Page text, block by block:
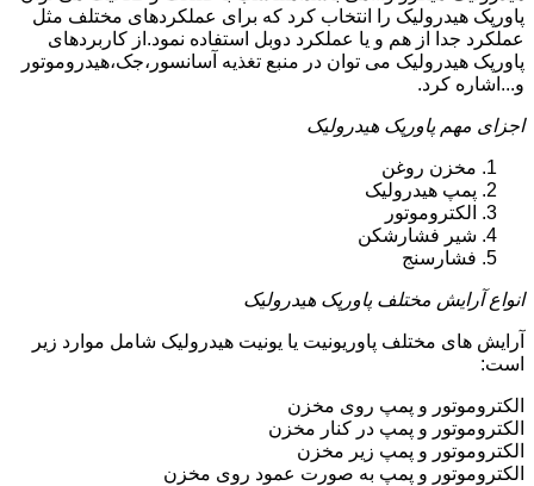
پاورپک هیدرولیک را انتخاب کرد که برای عملکردهای مختلف مثل
عملکرد جدا از هم و یا عملکرد دوبل استفاده نمود.از کاربردهای
پاورپک هیدرولیک می توان در منبع تغذیه آسانسور،جک،هیدروموتور
و...اشاره کرد.
اجزای مهم پاورپک هیدرولیک
مخزن روغن
پمپ هیدرولیک
الکتروموتور
شیر فشارشکن
فشارسنج
انواع آرایش مختلف پاورپک هیدرولیک
آرایش های مختلف پاوریونیت یا یونیت هیدرولیک شامل موارد زیر
است:
الکتروموتور و پمپ روی مخزن
الکتروموتور و پمپ در کنار مخزن
الکتروموتور و پمپ زیر مخزن
الکتروموتور و پمپ به صورت عمود روی مخزن